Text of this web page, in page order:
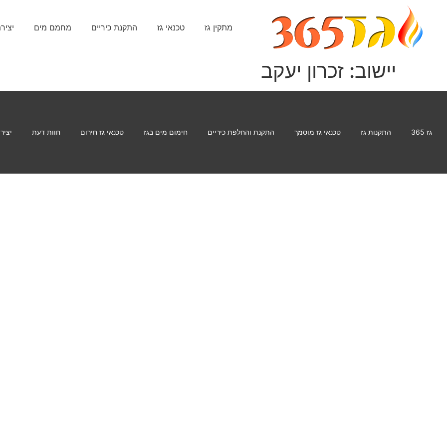
מתקין גז טכנאי גז התקנת כיריים מחמם מים
יישוב: זכרון יעקב
גז 365 התקנות גז טכנאי גז מוסמך התקנת והחלפת כיריים חימום מים בגז טכנאי גז חירום חוות דעת